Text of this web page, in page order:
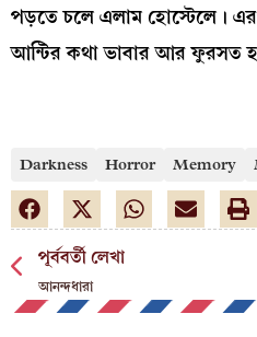
পড়তে চলে এলাম হোস্টেলে।
আন্টির কথা ভাবার আর ফুরসত
Darkness Horror Memory
পূর্ববর্তী লেখা
আনন্দধারা